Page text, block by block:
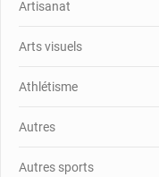
Artisanat
Arts visuels
Athlétisme
Autres
Autres sports